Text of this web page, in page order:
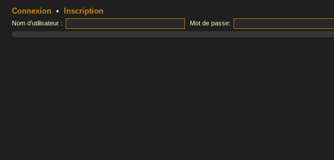
Connexion • Inscription
Nom d’utilisateur : Mot de passe: